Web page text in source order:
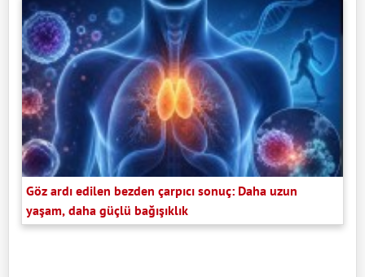
Göz ardı edilen bezden çarpıcı sonuç: Daha uzun
yaşam, daha güçlü bağışıklık